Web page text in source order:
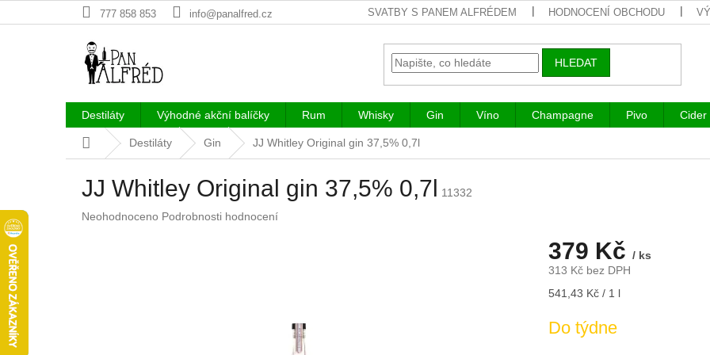
na
777 858 853 info@panalfred.cz SVATBY S PANEM ALFRÉDEM HODNOCENÍ OBCHODU
HLEDAT
Destiláty Výhodné akční balíčky Rum Whisky Gin Víno Champagne Pivo Cider
Domů Destiláty Gin JJ Whitley Original gin 37,5% 0,7l
JJ Whitley Original gin 37,5% 0,7l
11332
Průměrné
Neohodnoceno Podrobnosti hodnocení
379 Kč / ks
313 Kč bez DPH
Měrná
541,43 Kč / 1 l
Do týdne